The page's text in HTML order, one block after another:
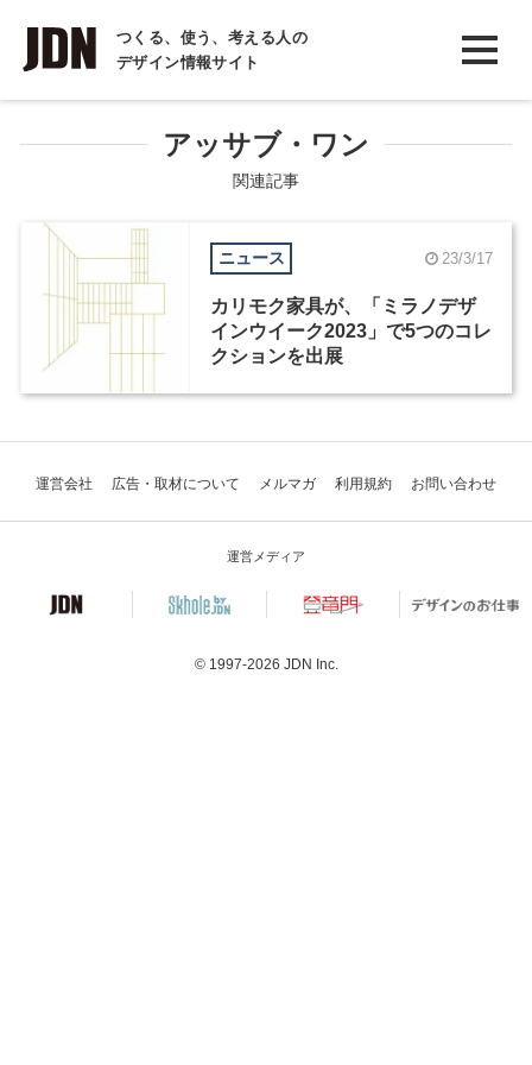
つくる、使う、考える人の
デザイン情報サイト
INTERVIEW
インタビュー
REPORT
COLUMN
コラム
アッサブ・ワン
関連記事
ニュース 23/3/17
カリモク家具が、「ミラノデザ
インウイーク2023」で5つのコレ
クションを出展
運営会社 広告・取材について メルマガ 利用規約 お問い合わせ
運営メディア
© 1997-2026 JDN Inc.